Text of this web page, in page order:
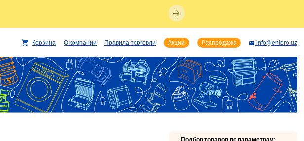
Подбор товаров по параметрам:
Корзина О компании Правила торговли Акции Распродажа info@entero.uz